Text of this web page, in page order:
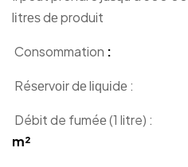
lіtrеѕ dе produit
Consommation :
Réѕеrvоіr dе
Débit de fuméе (1
m²